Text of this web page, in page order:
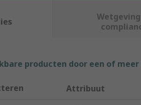
producten door een of
Attribuut